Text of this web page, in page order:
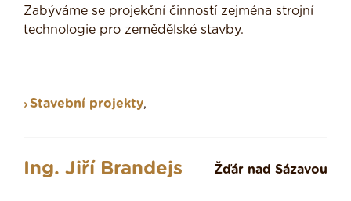
Zabýváme se projekční činností zejména strojní
technologie pro zemědělské stavby.
Stavební projekty,
Ing. Jiří Brandejs Žďár nad Sázavou